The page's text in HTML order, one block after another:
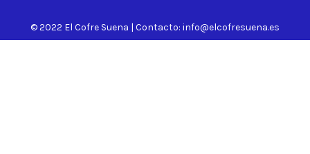
© 2022 El Cofre Suena | Contacto: info@elcofresuena.es